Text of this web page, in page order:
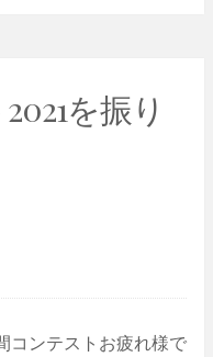
を振り
コンテストお疲れ様で